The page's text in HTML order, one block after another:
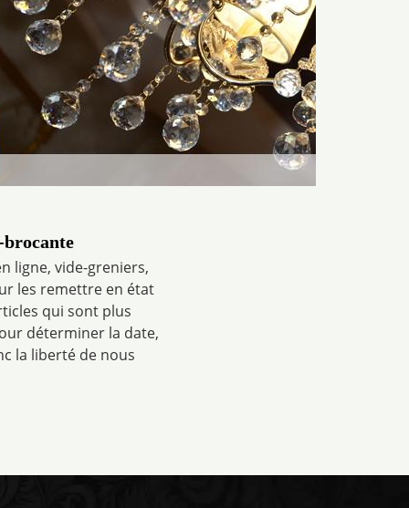
ligne, vide-greniers,
les remettre en état
qui sont plus
déterminer la date,
la liberté de nous